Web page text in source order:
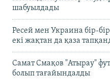
шабуылдады
Ресей мен Украина бір-
екі жақтан да қаза
Самат Смақов "Атырау"
болып тағайындалды